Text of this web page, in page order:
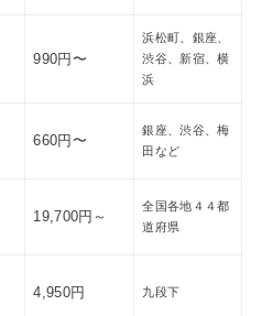
990円〜
浜松町、銀座、
渋谷、新宿、横
浜
660円〜
銀座、渋谷、梅
田など
19,700円～
全国各地４４都
道府県
4,950円 九段下